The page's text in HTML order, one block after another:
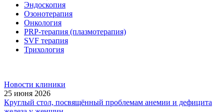
Эндоскопия
Озонотерапия
Онкология
PRP-терапия (плазмотерапия)
SVF терапия
Трихология
Новости клиники
25 июня 2026
Круглый стол, посвящённый проблемам анемии и дефицита